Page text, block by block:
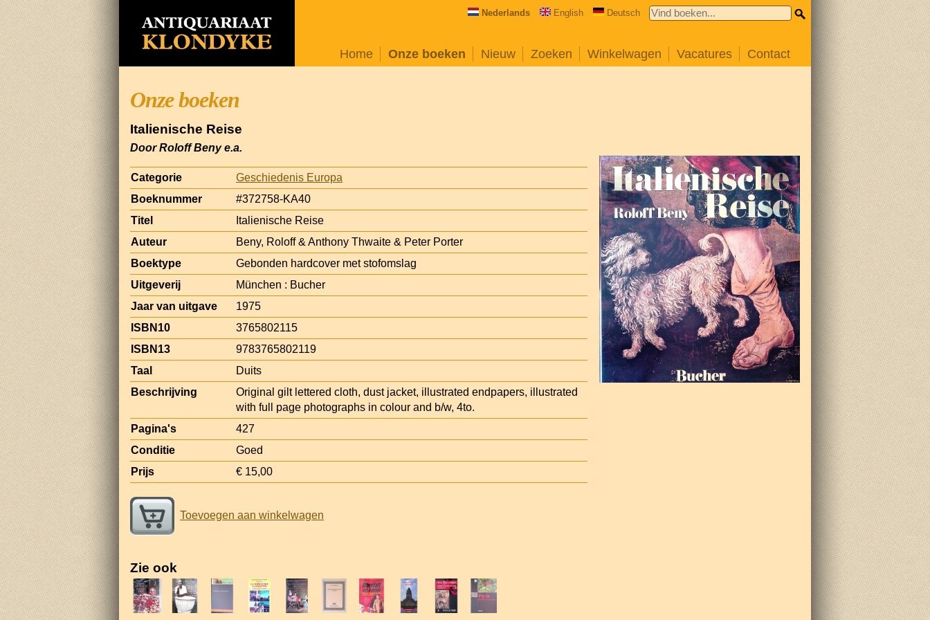
Nederlands English Deutsch
Home Onze boeken Nieuw Zoeken Winkelwagen Vacatures Contact
Onze boeken
Italienische Reise
Door Roloff Beny e.a.
Categorie
Geschiedenis Europa
Boeknummer
#372758-KA40
Titel
Italienische Reise
Auteur
Beny, Roloff & Anthony Thwaite & Peter Porter
Boektype
Gebonden hardcover met stofomslag
Uitgeverij
München : Bucher
Jaar van uitgave
1975
ISBN10
3765802115
ISBN13
9783765802119
Taal
Duits
Beschrijving
Original gilt lettered cloth, dust jacket, illustrated endpapers, illustrated
with full page photographs in colour and b/w, 4to.
Pagina's
427
Conditie
Goed
Prijs
€ 15,00
Toevoegen aan winkelwagen
Zie ook